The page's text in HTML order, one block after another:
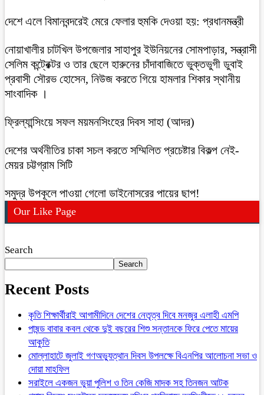
দেশে এলে বিমানবন্দরেই মেরে ফেলার হুমকি দেওয়া হয়: প্রধানমন্ত্রী
নোয়াখালীর চাটখিল উপজেলার সাহাপুর ইউনিয়নের সোমপাড়ার, সন্ত্রাসী
সেলিম কন্ট্রেক্টর ও তার ছেলে হারুনের চাঁদাবাজিতে ভুক্তভুগী ডুবাই
প্রবাসী সৌরভ হোসেন, নিউজ করতে গিয়ে হামলার শিকার স্থানীয়
সাংবাদিক ।
ফ্রিল্যান্সিংয়ে সফল ময়মনসিংহের দিবস সাহা (আদর)
দেশের অর্থনীতির চাকা সচল করতে সম্মিলিত প্রচেষ্টার বিকল্প নেই-
মেয়র চট্টগ্রাম সিটি
সমুদ্র উপকূলে পাওয়া গেলো ডাইনোসরের পায়ের ছাপ!
Our Like Page
Search
Search
Recent Posts
কৃতি শিক্ষার্থীরাই আগামীদিনে দেশের নেতৃত্ব দিবে মনজুর এলাহী এমপি
পাষন্ড বাবার কবল থেকে দুই বছরের শিশু সন্তানকে ফিরে পেতে মায়ের
আকুতি
মোল্লাহাটে জুলাই গণঅভ্যুত্থান দিবস উপলক্ষে বিএনপির আলোচনা সভা ও
দোয়া মাহফিল
সরাইলে একজন ভুয়া পুলিশ ও তিন কেজি মাদক সহ তিনজন আটক